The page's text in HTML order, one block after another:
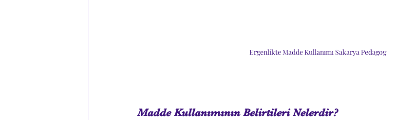
Ergenlikte Madde Kullanımı Sakarya Pedagog
Madde Kullanımının Belirtileri Nelerdir?